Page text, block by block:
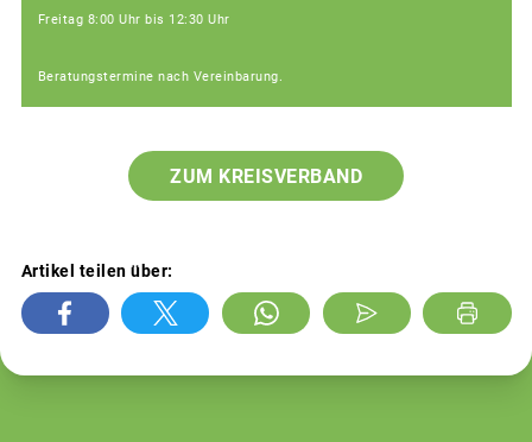
Freitag 8:00 Uhr bis 12:30 Uhr
Beratungstermine nach Vereinbarung.
ZUM KREISVERBAND
Artikel teilen über: